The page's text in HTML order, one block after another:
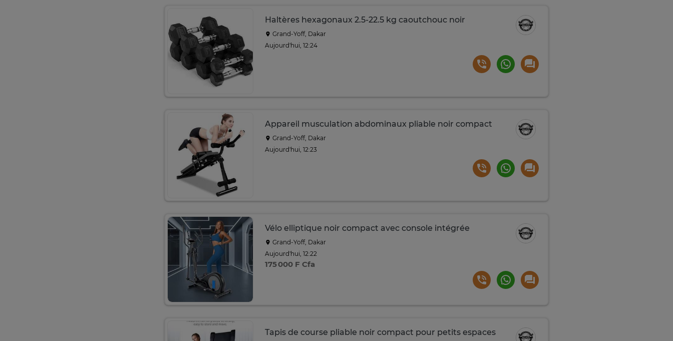
Haltères hexagonaux 2.5-22.5 kg caoutchouc noir
Grand-Yoff, Dakar
Aujourd'hui, 12:24
Appareil musculation abdominaux pliable noir compact
Grand-Yoff, Dakar
Aujourd'hui, 12:23
Vélo elliptique noir compact avec console intégrée
Grand-Yoff, Dakar
Aujourd'hui, 12:22
175 000 F Cfa
Tapis de course pliable noir compact pour petits espaces